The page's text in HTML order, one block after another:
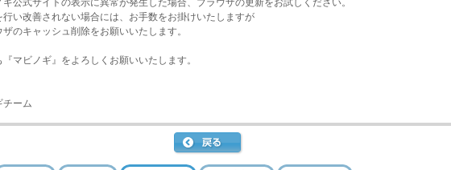
公式サイトの表示に異常が発生した場合、ブラウザの更新をお試しください。
い改善されない場合には、お手数をお掛けいたしますが
のキャッシュ削除をお願いいたします。
マビノギ』をよろしくお願いいたします。
チーム